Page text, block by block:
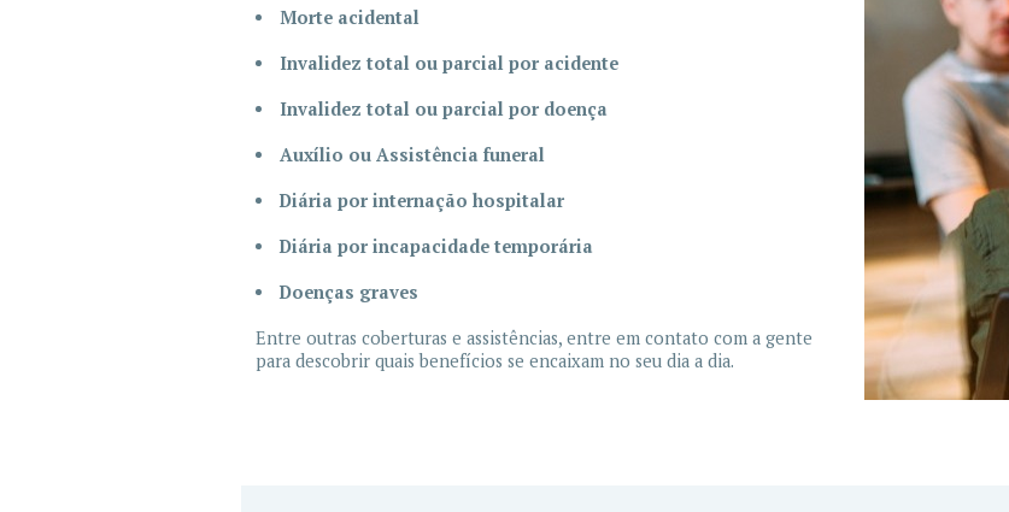
Morte acidental
Invalidez total ou parcial por acidente
Invalidez total ou parcial por doença
Auxílio ou Assistência funeral
Diária por internação hospitalar
Diária por incapacidade temporária
Doenças graves
Entre outras coberturas e assistências, entre em contato com a gente
para descobrir quais benefícios se encaixam no seu dia a dia.